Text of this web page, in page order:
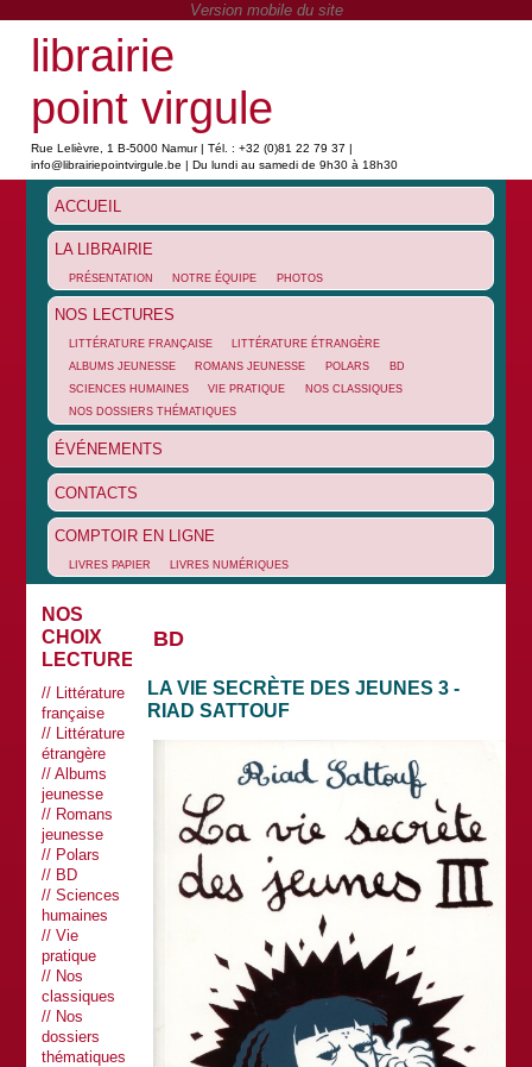
librairie
point virgule
Rue Lelièvre, 1 B-5000 Namur | Tél. : +32 (0)81 22 79 37 |
info@librairiepointvirgule.be | Du lundi au samedi de 9h30 à 18h30
ACCUEIL
LA LIBRAIRIE
PRÉSENTATION NOTRE ÉQUIPE PHOTOS
NOS LECTURES
LITTÉRATURE FRANÇAISE
LITTÉRATURE ÉTRANGÈRE
ALBUMS JEUNESSE
ROMANS JEUNESSE POLARS
BD
SCIENCES HUMAINES
VIE PRATIQUE
NOS CLASSIQUES
NOS DOSSIERS THÉMATIQUES
ÉVÉNEMENTS
CONTACTS
COMPTOIR EN LIGNE
LIVRES PAPIER LIVRES NUMÉRIQUES
NOS
CHOIX
LECTURES
Littérature
française
Littérature
étrangère
Albums
jeunesse
Romans
jeunesse
Polars
BD
Sciences
humaines
Vie
pratique
Nos
classiques
Nos
dossiers
thématiques
BD
LA VIE SECRÈTE DES JEUNES 3 -
RIAD SATTOUF